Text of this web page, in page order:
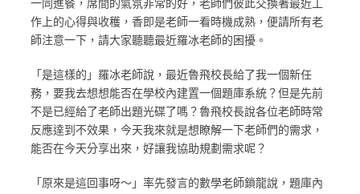
一同進餐，席間的氣氛非常的好，老師們彼此交換著最近工
作上的心得與收穫，香即是老師一看時機成熟，便請所有老
師注意一下，請大家聽聽最近羅冰老師的困擾。
「是這樣的」羅冰老師說，最近魯飛校長給了我一個新任
務，要我去想想能否在學校內建置一個題庫系統？但是先前
不是已經給了老師出題光碟了嗎？魯飛校長說各位老師時常
反應達到不效果，今天我來就是想瞭解一下老師們的需求，
能否在今天分享出來，好讓我協助規劃需求呢？
「原來是這回事呀～」率先發言的數學老師鎖龍說，題庫內